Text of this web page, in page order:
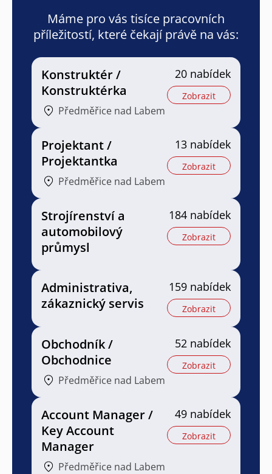
Máme pro vás tisíce pracovních
příležitostí, které čekají právě na vás:
Konstruktér /
Konstruktérka
Předměřice nad Labem
20 nabídek
Zobrazit
Projektant /
Projektantka
Předměřice nad Labem
13 nabídek
Zobrazit
Strojírenství a
automobilový
průmysl
184 nabídek
Zobrazit
Administrativa,
zákaznický servis
159 nabídek
Zobrazit
Obchodník /
Obchodnice
Předměřice nad Labem
52 nabídek
Zobrazit
Account Manager /
Key Account
Manager
Předměřice nad Labem
49 nabídek
Zobrazit